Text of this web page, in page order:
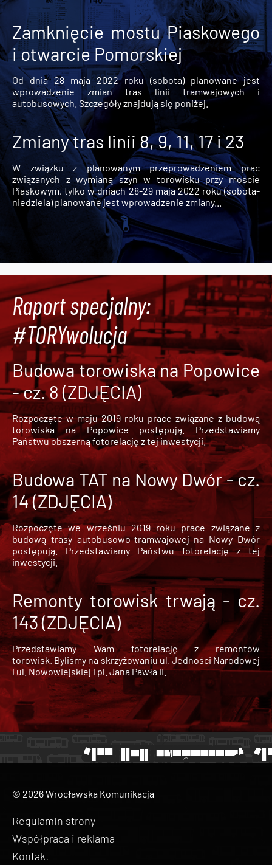
Zamknięcie mostu Piaskowego
i otwarcie Pomorskiej
Od dnia 28 maja 2022 roku (sobota) planowane jest
wprowadzenie zmian tras linii tramwajowych i
autobusowych. Szczegóły znajdują się poniżej.
Zmiany tras linii 8, 9, 11, 17 i 23
W związku z planowanym przeprowadzeniem prac
związanych z wymianą szyn w torowisku przy moście
Piaskowym, tylko w dniach 28-29 maja 2022 roku (sobota-
niedziela) planowane jest wprowadzenie zmiany...
Raport specjalny:
#TORYwolucja
Budowa torowiska na Popowice
- cz. 8 (ZDJĘCIA)
Rozpoczęte w maju 2019 roku prace związane z budową
torowiska na Popowice
postępują. Przedstawiamy
Państwu obszerną fotorelację z tej inwestycji.
Budowa TAT na Nowy Dwór - cz.
14 (ZDJĘCIA)
Rozpoczęte we wrześniu 2019 roku prace związane z
budową trasy autobusowo-tramwajowej na Nowy Dwór
postępują. Przedstawiamy Państwu fotorelację z tej
inwestycji.
Remonty torowisk trwają - cz.
143 (ZDJĘCIA)
Przedstawiamy Wam fotorelację z remontów
torowisk. Byliśmy na skrzyżowaniu ul. Jedności Narodowej
i ul. Nowowiejskiej i pl. Jana Pawła II.
© 2026 Wrocławska Komunikacja
Regulamin strony
Współpraca i reklama
Kontakt